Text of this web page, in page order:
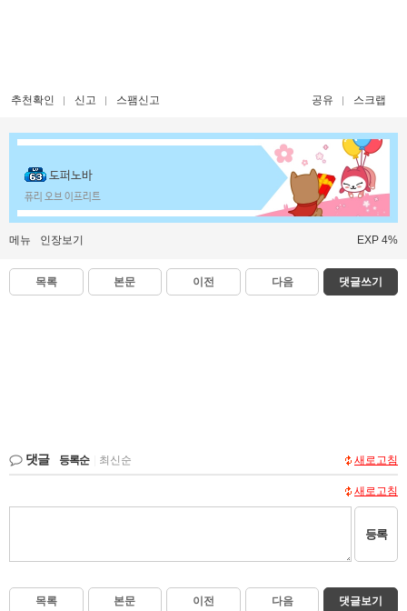
추천확인 신고 스팸신고 공유 스크랩
도퍼노바
퓨리 오브 이프리트
메뉴 인장보기 EXP 4%
목록 본문 이전 다음 댓글쓰기
댓글 등록순 최신순 새로고침
새로고침
등록
목록 본문 이전 다음 댓글보기